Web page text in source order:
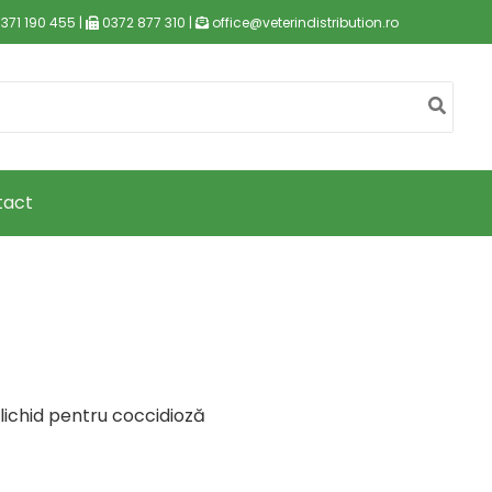
190 455 | 0372 877 310 | office@veterindistribution.ro
pentru coccidioză